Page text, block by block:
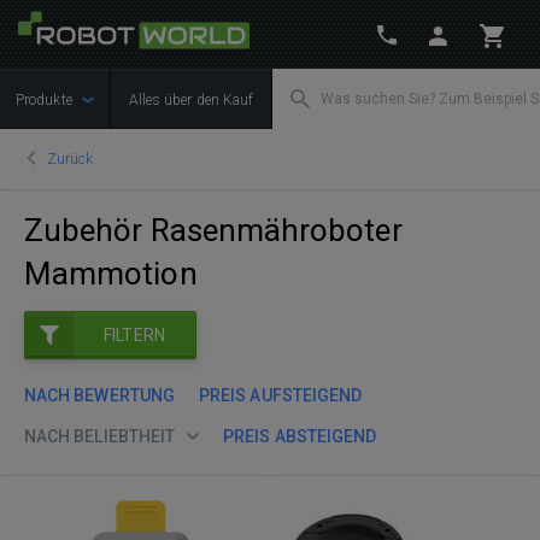
Produkte Alles über den Kauf
Zurück
Zubehör Rasenmähroboter
Mammotion
FILTERN
NACH BEWERTUNG PREIS AUFSTEIGEND
NACH BELIEBTHEIT PREIS ABSTEIGEND